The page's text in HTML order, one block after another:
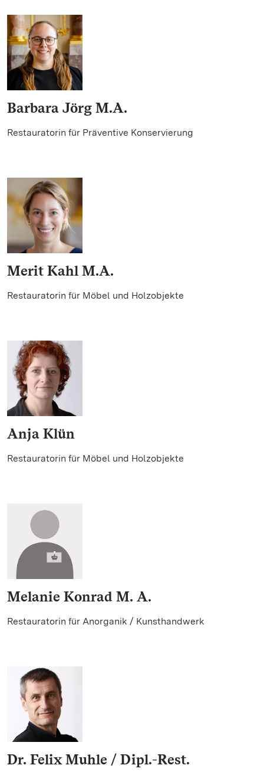
Barbara Jörg M.A.
Restauratorin für Präventive Konservierung
Merit Kahl M.A.
Restauratorin für Möbel und Holzobjekte
Anja Klün
Restauratorin für Möbel und Holzobjekte
Melanie Konrad M. A.
Restauratorin für Anorganik / Kunsthandwerk
Dr. Felix Muhle / Dipl.-Rest.